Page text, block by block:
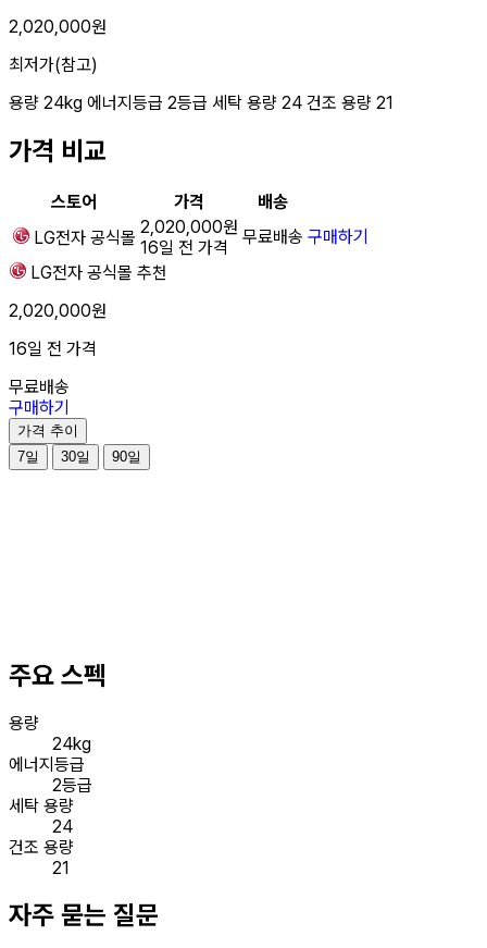
2,020,000원
최저가(참고)
용량 24kg 에너지등급 2등급 세탁 용량 24 건조 용량 21
가격 비교
스토어 가격
배송
LG전자 공식몰
2,020,000원
16일 전 가격
무료배송 구매하기
LG전자 공식몰 추천
2,020,000원
16일 전 가격
무료배송
구매하기
가격 추이
7일
30일 90일
주요 스펙
용량
24kg
에너지등급
2등급
세탁 용량
24
건조 용량
21
자주 묻는 질문